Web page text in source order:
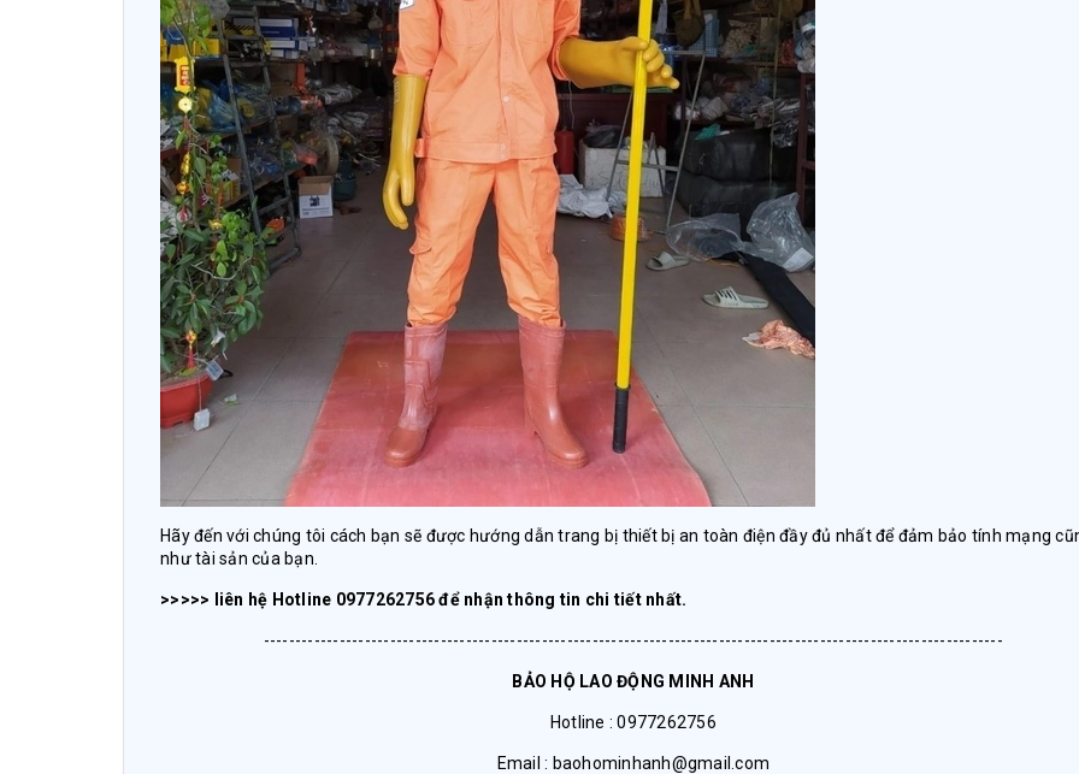
Hãy đến với chúng tôi cách bạn sẽ được hướng dẫn trang bị thiết bị an toàn điện đầy đủ nhất để đảm bảo tính mạng
như tài sản của bạn.
>>>>> liên hệ Hotline 0977262756 để nhận thông tin chi tiết nhất.
---------------------------------------------------------------------------------------------------------------------
BẢO HỘ LAO ĐỘNG MINH ANH
Hotline : 0977262756
Email : baohominhanh@gmail.com